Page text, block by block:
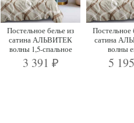
Постельное белье из
сатина АЛЬВИТЕК
волны 1,5-спальное
3 391 ₽
Постельное
сатина
волны
5 195